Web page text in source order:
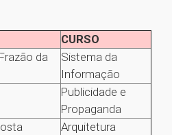
CURSO
da
Sistema da
Informação
Publicidade e
Propaganda
Arquitetura